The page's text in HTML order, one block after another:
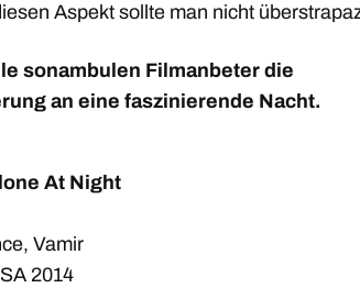
Aspekt sollte man nicht
sonambulen Filmanbeter die
an eine faszinierende Nacht.
At Night
Vamir
2014